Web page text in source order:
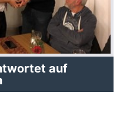
auf